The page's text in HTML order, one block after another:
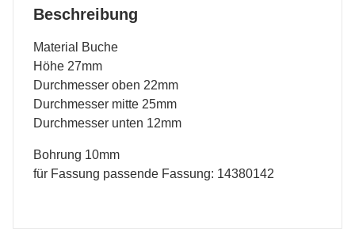
Beschreibung
Material Buche
Höhe 27mm
Durchmesser oben 22mm
Durchmesser mitte 25mm
Durchmesser unten 12mm
Bohrung 10mm
für Fassung passende Fassung: 14380142